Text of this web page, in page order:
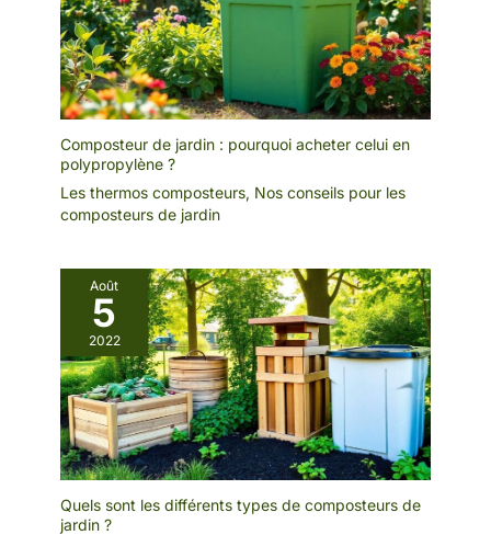
Composteur de jardin : pourquoi acheter celui en
polypropylène ?
Les thermos composteurs, Nos conseils pour les
composteurs de jardin
Août
5
2022
Quels sont les différents types de composteurs de
jardin ?